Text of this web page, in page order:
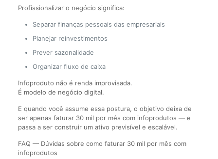
Profissionalizar o negócio significa:
Separar finanças pessoais das empresariais
Planejar reinvestimentos
Prever sazonalidade
Organizar fluxo de caixa
Infoproduto não é renda improvisada.
É modelo de negócio digital.
E quando você assume essa postura, o objetivo deixa de
ser apenas faturar 30 mil por mês com infoprodutos — e
passa a ser construir um ativo previsível e escalável.
FAQ — Dúvidas sobre como faturar 30 mil por mês com
infoprodutos